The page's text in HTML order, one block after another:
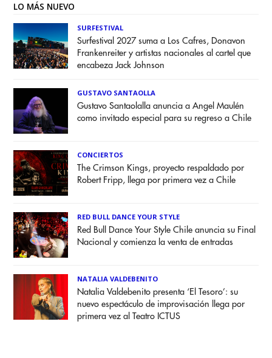
LO MÁS NUEVO
SURFESTIVAL
Surfestival 2027 suma a Los Cafres, Donavon
Frankenreiter y artistas nacionales al cartel que
encabeza Jack Johnson
GUSTAVO SANTAOLLA
Gustavo Santaolalla anuncia a Angel Maulén
como invitado especial para su regreso a Chile
CONCIERTOS
The Crimson Kings, proyecto respaldado por
Robert Fripp, llega por primera vez a Chile
RED BULL DANCE YOUR STYLE
Red Bull Dance Your Style Chile anuncia su Final
Nacional y comienza la venta de entradas
NATALIA VALDEBENITO
Natalia Valdebenito presenta ‘El Tesoro’: su
nuevo espectáculo de improvisación llega por
primera vez al Teatro ICTUS